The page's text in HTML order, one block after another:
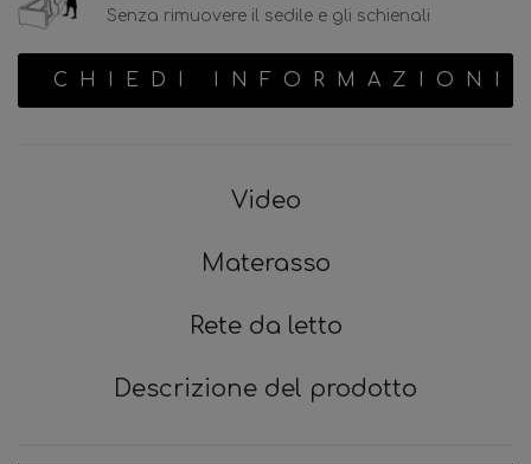
Senza rimuovere il sedile e gli schienali
CHIEDI INFORMAZIONI
Video
Materasso
Rete da letto
Descrizione del prodotto